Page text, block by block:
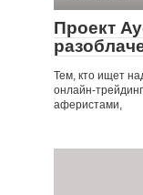
Проект
Тем, кто ищет
онлайн-
аферистами,